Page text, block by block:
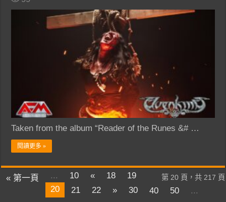
Taken from the album “Reader of the Runes &# …
閱讀更多 »
第 20 頁，共 217 頁
« 第一頁 ... 10 « 18
19
20
21 22 » 30 40 50
...